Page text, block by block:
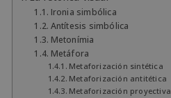
Ironia simbólica
Antítesis simbólica
Metonímia
Metáfora
Metaforización sintética
Metaforización antitética
Metaforización proyectiva